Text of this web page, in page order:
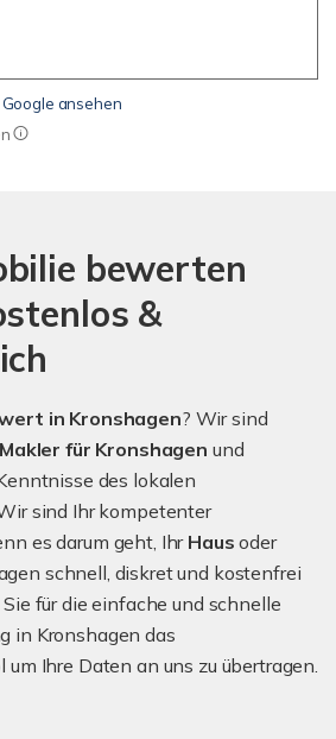
ansehen
bewerten
&
in Kronshagen? Wir sind
Makler für Kronshagen und
des lokalen
sind Ihr kompetenter
es darum geht, Ihr Haus oder
schnell, diskret und kostenfrei
für die einfache und schnelle
in Kronshagen das
Ihre Daten an uns zu übertragen.